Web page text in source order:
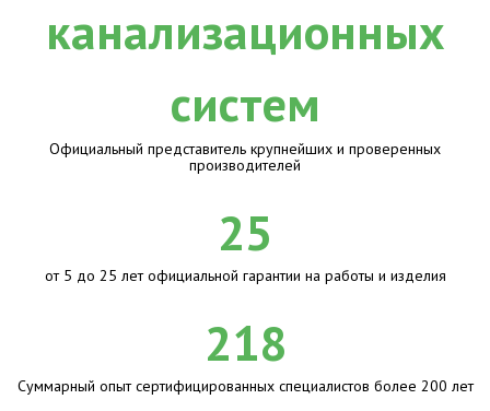
Официальный представитель крупнейших и проверенных
производителей
25
от 5 до 25 лет официальной гарантии на работы и изделия
218
Суммарный опыт сертифицированных специалистов более 200 лет